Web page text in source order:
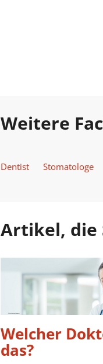
Weitere
Dentist Stomatologe
Artikel, die
Welcher
das?